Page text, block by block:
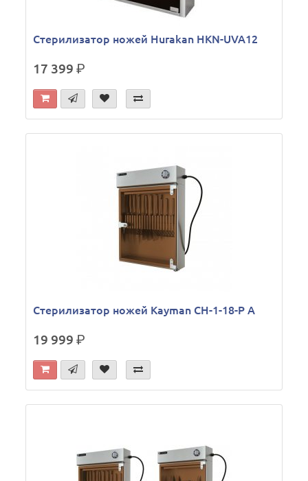
Стерилизатор ножей Hurakan HKN-UVA12
17 399р.
Стерилизатор ножей Kayman СН-1-18-Р А
19 999р.